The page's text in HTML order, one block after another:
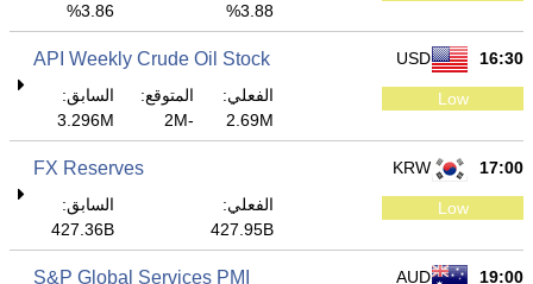
3.88%
3.86%
16:30
USD
API Weekly Crude Oil Stock
Low
الفعلي:
2.69M
المتوقع:
-2M
السابق:
3.296M
17:00
KRW
FX Reserves
Low
الفعلي:
427.95B
السابق:
427.36B
19:00
AUD
S&P Global Services PMI